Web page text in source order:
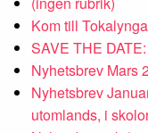
Kom till
SAVE THE
Nyhetsbrev Mars
Nyhetsbrev
utomlands, i